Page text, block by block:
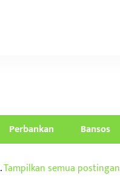
Perbankan Bansos
.Tampilkan semua postingan